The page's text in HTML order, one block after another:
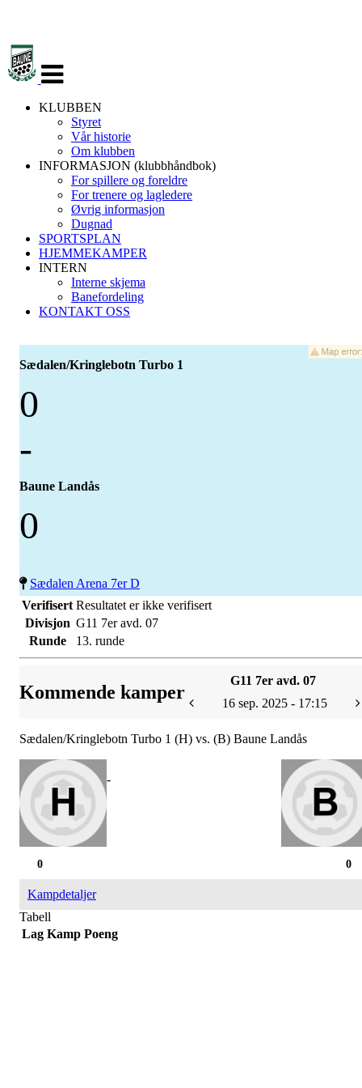
navigasjon
KLUBBEN
Styret
Vår historie
Om klubben
INFORMASJON (klubbhåndbok)
For spillere og foreldre
For trenere og lagledere
Øvrig informasjon
Dugnad
SPORTSPLAN
HJEMMEKAMPER
INTERN
Interne skjema
Banefordeling
KONTAKT OSS
Sædalen/Kringlebotn Turbo 1
0
-
Baune Landås
0
Sædalen Arena 7er D
Verifisert Resultatet er ikke verifisert
Divisjon G11 7er avd. 07
Runde
13. runde
Kommende kamper
G11 7er avd. 07
16 sep. 2025 - 17:15
Sædalen/Kringlebotn Turbo 1 (H) vs. (B) Baune Landås
-
0
0
Kampdetaljer
Tabell
Lag Kamp Poeng